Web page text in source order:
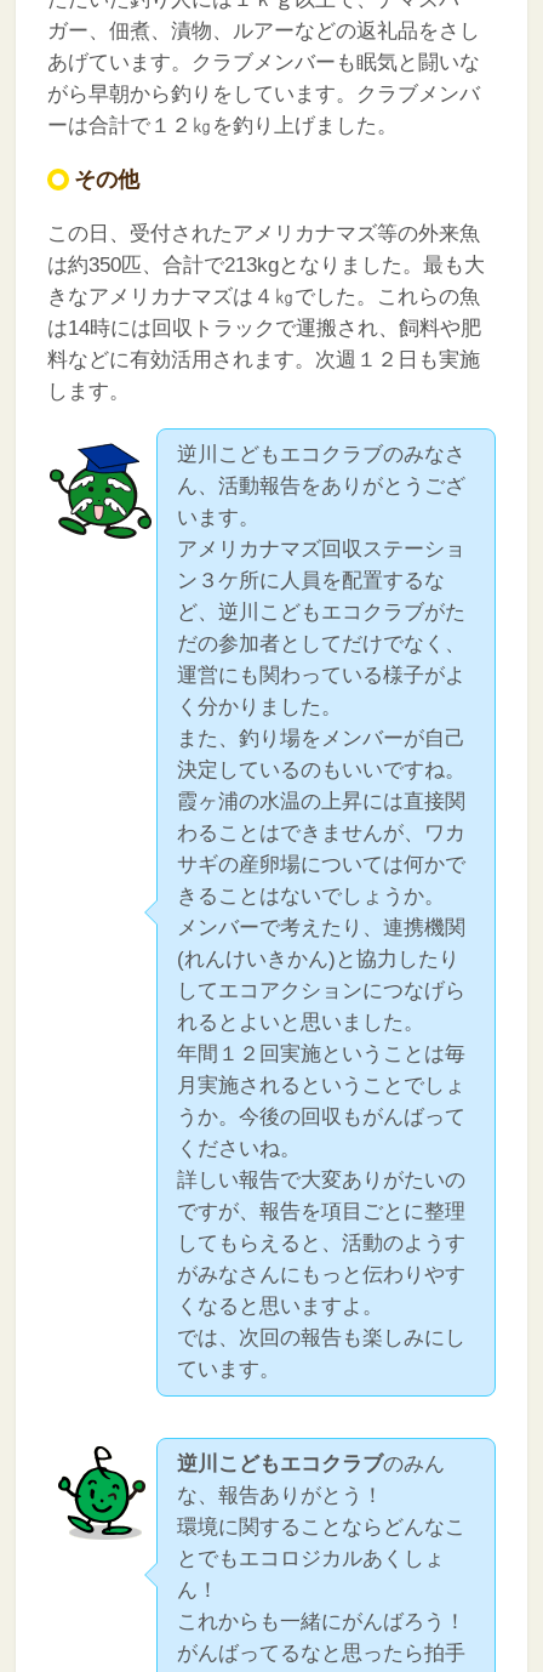
ガー、佃煮、漬物、ルアーなどの返礼品をさし
あげています。クラブメンバーも眠気と闘いな
がら早朝から釣りをしています。クラブメンバ
ーは合計で１２㎏を釣り上げました。
その他
この日、受付されたアメリカナマズ等の外来魚
は約350匹、合計で213kgとなりました。最も大
きなアメリカナマズは４㎏でした。これらの魚
は14時には回収トラックで運搬され、飼料や肥
料などに有効活用されます。次週１２日も実施
します。
逆川こどもエコクラブのみなさ
ん、活動報告をありがとうござ
います。
アメリカナマズ回収ステーショ
ン３ケ所に人員を配置するな
ど、逆川こどもエコクラブがた
だの参加者としてだけでなく、
運営にも関わっている様子がよ
く分かりました。
また、釣り場をメンバーが自己
決定しているのもいいですね。
霞ヶ浦の水温の上昇には直接関
わることはできませんが、ワカ
サギの産卵場については何かで
きることはないでしょうか。
メンバーで考えたり、連携機関
(れんけいきかん)と協力したり
してエコアクションにつなげら
れるとよいと思いました。
年間１２回実施ということは毎
月実施されるということでしょ
うか。今後の回収もがんばって
くださいね。
詳しい報告で大変ありがたいの
ですが、報告を項目ごとに整理
してもらえると、活動のようす
がみなさんにもっと伝わりやす
くなると思いますよ。
では、次回の報告も楽しみにし
ています。
逆川こどもエコクラブのみん
な、報告ありがとう！
環境に関することならどんなこ
とでもエコロジカルあくしょ
ん！
これからも一緒にがんばろう！
がんばってるなと思ったら拍手